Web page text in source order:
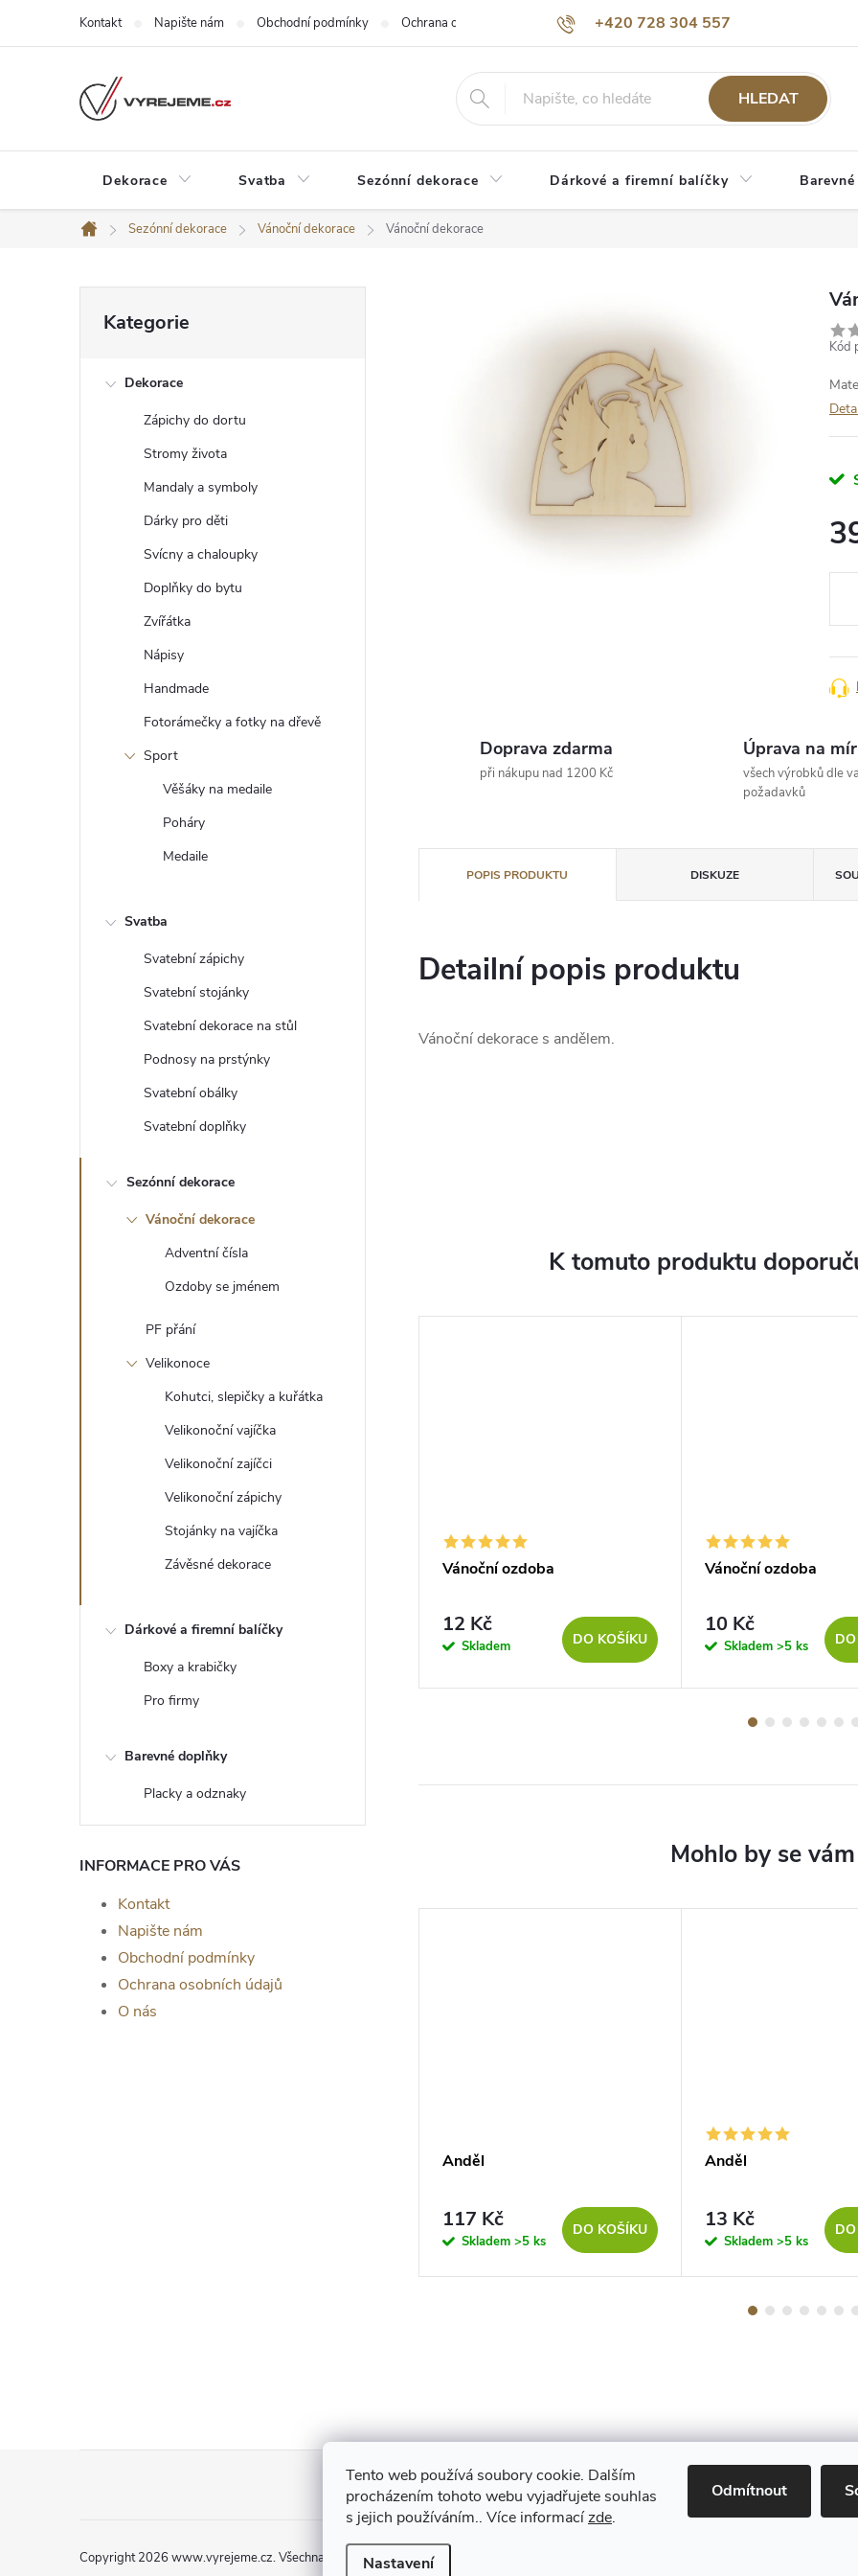
Tento web používá soubory cookie. Dalším
procházením tohoto webu vyjadřujete souhlas
s jejich používáním.. Více informacízde.
Nastavení
Odmítnout
+420 728 304 557
Kontakt Napište nám Obchodní podmínky Ochrana osobních údajů O nás
HLEDAT
Dekorace Svatba Sezónní dekorace Dárkové a firemní balíčky
Domů
Sezónní dekorace Vánoční dekorace Vánoční dekorace
kategorie
Kategorie
Dekorace
Zápichy do dortu
Stromy života
Mandaly a symboly
Dárky pro děti
Svícny a chaloupky
Doplňky do bytu
Zvířátka
Nápisy
Handmade
Fotorámečky a fotky na dřevě
Sport
Věšáky na medaile
Poháry
Medaile
Svatba
Svatební zápichy
Svatební stojánky
Svatební dekorace na stůl
Podnosy na prstýnky
Svatební obálky
Svatební doplňky
Sezónní dekorace
Vánoční dekorace
Adventní čísla
Ozdoby se jménem
PF přání
Velikonoce
Kohutci, slepičky a kuřátka
Velikonoční vajíčka
Velikonoční zajíčci
Velikonoční zápichy
Stojánky na vajíčka
Závěsné dekorace
Dárkové a firemní balíčky
Boxy a krabičky
Pro firmy
Barevné doplňky
Placky a odznaky
INFORMACE PRO VÁS
Kontakt
Napište nám
Obchodní podmínky
Ochrana osobních údajů
O nás
Kód
Doprava zdarma
při nákupu nad 1200 Kč
Úprava na
všech výrobků dle
požadavků
POPIS PRODUKTU DISKUZE
Detailní popis produktu
Vánoční dekorace s andělem.
K tomuto produktu
ZOBRAZIT
Vánoční dekorace
59 Kč
Vánoční ozdoba
12 Kč
Skladem DO KOŠÍKU
Vánoční ozdoba
10 Kč
Skladem >5 ks
Anděl
117 Kč
Skladem >5 ks
DO KOŠÍKU
Anděl
13 Kč
Skladem >5 ks
Maestro
Copyright 2026 www.vyrejeme.cz. Všechna práva vyhrazena.Upravit nastavení cookies